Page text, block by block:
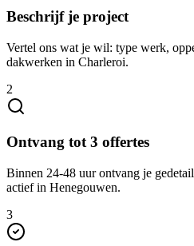
Beschrijf je project
Vertel ons wat je wil: type werk,
dakwerken in Charleroi.
2
Ontvang tot 3 offertes
Binnen 24-48 uur ontvang je
actief in Henegouwen.
3